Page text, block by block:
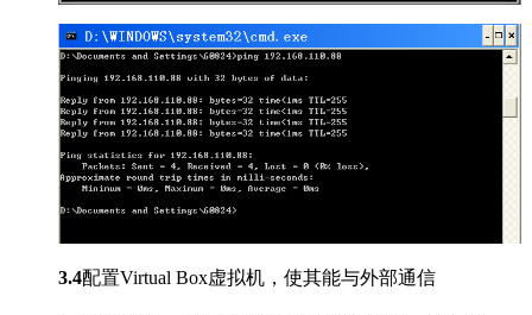
3.4配置Virtual Box虚拟机，使其能与外部通信